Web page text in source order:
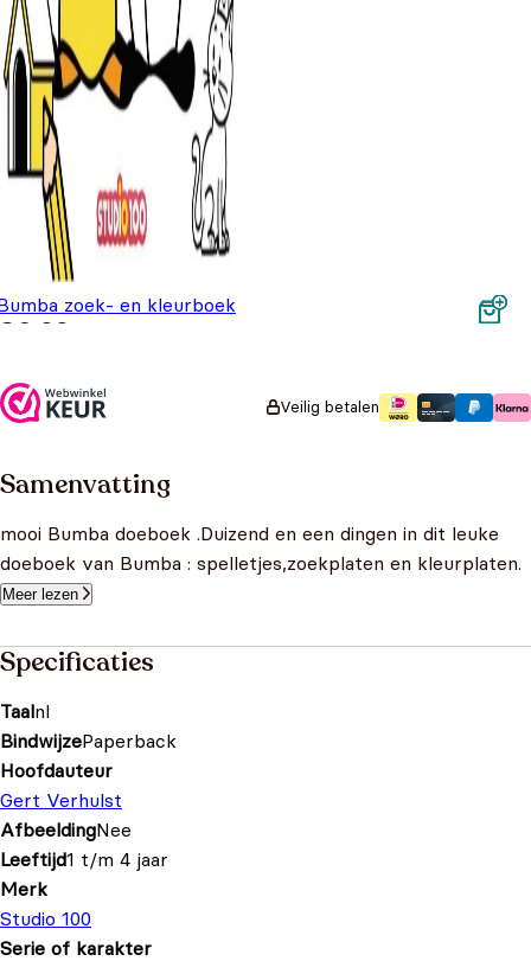
zoek- en kleurboek
6,99
Veilig betalen
Samenvatting
mooi Bumba doeboek .Duizend en een dingen in dit leuke
doeboek van Bumba : spelletjes,zoekplaten en kleurplaten.
Meer lezen
Specificaties
Taalnl
BindwijzePaperback
Hoofdauteur
Gert Verhulst
AfbeeldingNee
Leeftijd1 t/m 4 jaar
Merk
Studio 100
Serie of karakter